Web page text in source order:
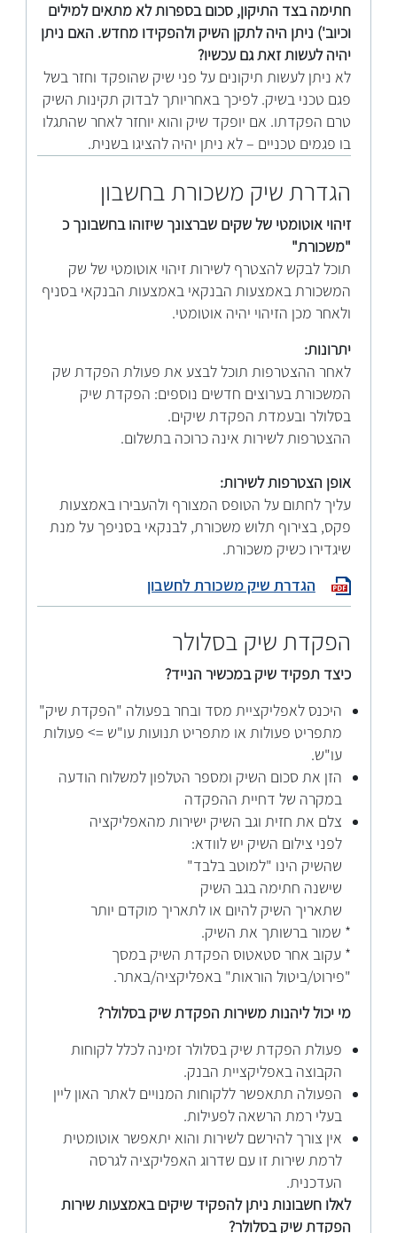
חתימה בצד התיקון, סכום בספרות לא מתאים למילים
וכיוב') ניתן היה לתקן השיק ולהפקידו מחדש. האם ניתן
יהיה לעשות זאת גם עכשיו?
לא ניתן לעשות תיקונים על פני שיק שהופקד וחזר בשל
פגם טכני בשיק. לפיכך באחריותך לבדוק תקינות השיק
טרם הפקדתו. אם יופקד שיק והוא יוחזר לאחר שהתגלו
בו פגמים טכניים – לא ניתן יהיה להציגו בשנית.
הגדרת שיק משכורת בחשבון
זיהוי אוטומטי של שקים שברצונך שיזוהו בחשבונך כ
"משכורת"
תוכל לבקש להצטרף לשירות זיהוי אוטומטי של שק
המשכורת באמצעות הבנקאי באמצעות הבנקאי בסניף
ולאחר מכן הזיהוי יהיה אוטומטי.
יתרונות:
לאחר ההצטרפות תוכל לבצע את פעולת הפקדת שק
המשכורת בערוצים חדשים נוספים: הפקדת שיק
בסלולר ובעמדת הפקדת שיקים.
ההצטרפות לשירות אינה כרוכה בתשלום.
אופן הצטרפות לשירות:
עליך לחתום על הטופס המצורף ולהעבירו באמצעות
פקס, בצירוף תלוש משכורת, לבנקאי בסניפך על מנת
שיגדירו כשיק משכורת.
הגדרת שיק משכורת לחשבון
הפקדת שיק בסלולר
כיצד תפקיד שיק במכשיר הנייד?
היכנס לאפליקציית מסד ובחר בפעולה "הפקדת שיק"
מתפריט פעולות או מתפריט תנועות עו"ש => פעולות
עו"ש.
הזן את סכום השיק ומספר הטלפון למשלוח הודעה
במקרה של דחיית ההפקדה
צלם את חזית וגב השיק ישירות מהאפליקציה
לפני צילום השיק יש לוודא:
שהשיק הינו "למוטב בלבד"
שישנה חתימה בגב השיק
שתאריך השיק להיום או לתאריך מוקדם יותר
* שמור ברשותך את השיק.
* עקוב אחר סטאטוס הפקדת השיק במסך
"פירוט/ביטול הוראות" באפליקציה/באתר.
מי יכול ליהנות משירות הפקדת שיק בסלולר?
פעולת הפקדת שיק בסלולר זמינה לכלל לקוחות
הקבוצה באפליקציית הבנק.
הפעולה תתאפשר ללקוחות המנויים לאתר האון ליין
בעלי רמת הרשאה לפעילות.
אין צורך להירשם לשירות והוא יתאפשר אוטומטית
לרמת שירות זו עם שדרוג האפליקציה לגרסה
העדכנית.
לאלו חשבונות ניתן להפקיד שיקים באמצעות שירות
הפקדת שיק בסלולר?